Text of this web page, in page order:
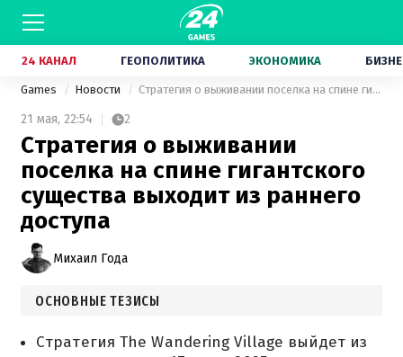
24 КАНАЛ ГЕОПОЛИТИКА ЭКОНОМИКА
Games Новости Стратегия о выживании поселка на спине гигантского существа выходит из раннего доступа
21 мая, 22:54 2
Стратегия о выживании
поселка на спине гигантского
существа выходит из раннего
доступа
Михаил Года
ОСНОВНЫЕ ТЕЗИСЫ
Стратегия The Wandering Village выйдет из